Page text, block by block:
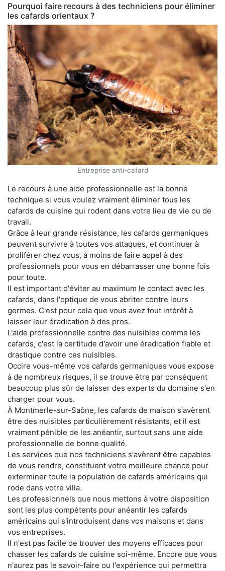
Pourquoi faire recours à des techniciens pour éliminer
les cafards orientaux ?
Entreprise anti-cafard
Le recours à une aide professionnelle est la bonne
technique si vous voulez vraiment éliminer tous les
cafards de cuisine qui rodent dans votre lieu de vie ou de
travail.
Grâce à leur grande résistance, les cafards germaniques
peuvent survivre à toutes vos attaques, et continuer à
proliférer chez vous, à moins de faire appel à des
professionnels pour vous en débarrasser une bonne fois
pour toute.
Il est important d'éviter au maximum le contact avec les
cafards, dans l'optique de vous abriter contre leurs
germes. C'est pour cela que vous avez tout intérêt à
laisser leur éradication à des pros.
L'aide professionnelle contre des nuisibles comme les
cafards, c'est la certitude d'avoir une éradication fiable et
drastique contre ces nuisibles.
Occire vous-même vos cafards germaniques vous expose
à de nombreux risques, il se trouve être par conséquent
beaucoup plus sûr de laisser des experts du domaine s'en
charger pour vous.
À Montmerle-sur-Saône, les cafards de maison s'avèrent
être des nuisibles particulièrement résistants, et il est
vraiment pénible de les anéantir, surtout sans une aide
professionnelle de bonne qualité.
Les services que nos techniciens s'avèrent être capables
de vous rendre, constituent votre meilleure chance pour
exterminer toute la population de cafards américains qui
rode dans votre villa.
Les professionnels que nous mettons à votre disposition
sont les plus compétents pour anéantir les cafards
américains qui s'introduisent dans vos maisons et dans
vos entreprises.
Il n'est pas facile de trouver des moyens efficaces pour
chasser les cafards de cuisine soi-même. Encore que vous
n'aurez pas le savoir-faire ou l'expérience qui permettra